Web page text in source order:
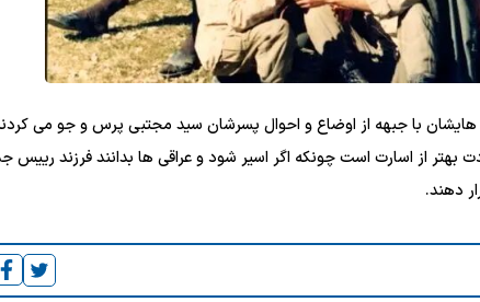
با جبهه از اوضاع و احوال پسرشان سید مجتبی پرس و جو می
بهتر از اسارت است چونکه اگر اسیر شود و عراقی ها بدانند فرزند رییس
دهند.